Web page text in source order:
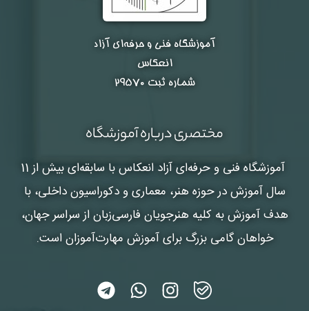
آموزشگاه فنی و حرفه‌ای آزاد
انعکاس
شماره ثبت ۲۹۵۷۰
مختصری درباره آموزشگاه
آموزشگاه فنی و حرفه‌ای آزاد انعکاس
با سابقه‌ای بیش از 11
سال آموزش در حوزه هنر، معماری و دکوراسیون داخلی، با
هدف آموزش به کلیه هنرجویان فارسی‌زبان از سراسر جهان،
خواهان گامی بزرگ برای آموزش مهارت‌آموزان است.